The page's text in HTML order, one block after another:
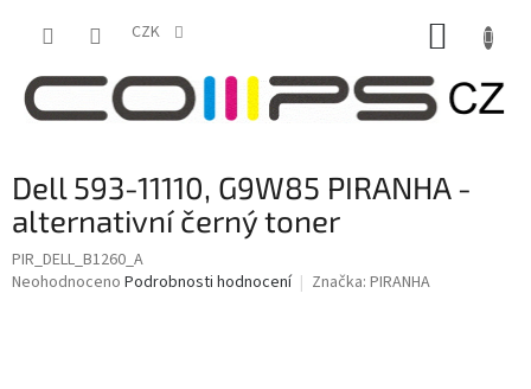
CZK
Dell 593-11110, G9W85 PIRANHA -
alternativní černý toner
PIR_DELL_B1260_A
Průměrné
Neohodnoceno Podrobnosti hodnocení Značka: PIRANHA